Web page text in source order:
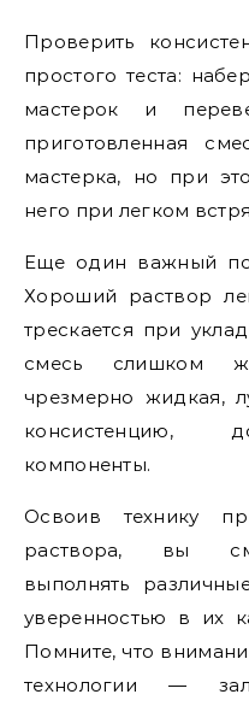
Проверить
простого теста:
мастерок и
приготовленная
мастерка, но при
него при легком
Еще один важный
Хороший раствор
трескается при
смесь слишком
чрезмерно жидкая,
консистенцию,
компоненты.
Освоив технику
раствора, вы
выполнять
уверенностью в их
Помните, что
технологии —